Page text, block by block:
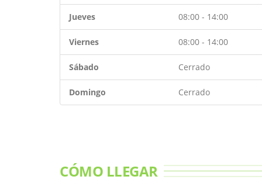
Jueves 08:00 - 14:00
Viernes 08:00 - 14:00
Sábado Cerrado
Domingo Cerrado
CÓMO LLEGAR